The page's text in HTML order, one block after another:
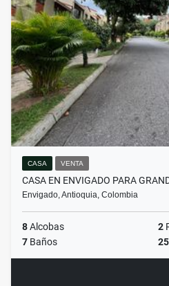
CASA VENTA
CASA EN ENVIGADO PARA
Envigado, Antioquia, Colombia
8Alcobas 2
7 Baños